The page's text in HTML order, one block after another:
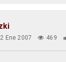
Ene 2007 469